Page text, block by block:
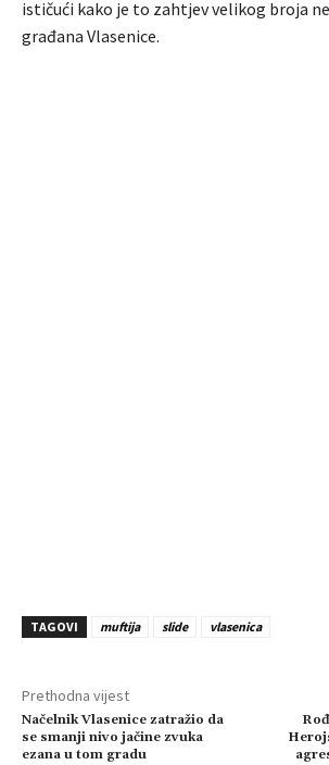
ističući kako je to zahtjev velikog broja
građana Vlasenice.
TAGOVI muftija slide vlasenica
Prethodna vijest
Načelnik Vlasenice zatražio da
se smanji nivo jačine zvuka
ezana u tom gradu